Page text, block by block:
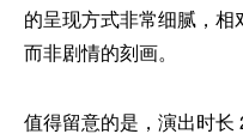
的呈现方式非常细腻，
而非剧情的刻画。
值得留意的是，演出时